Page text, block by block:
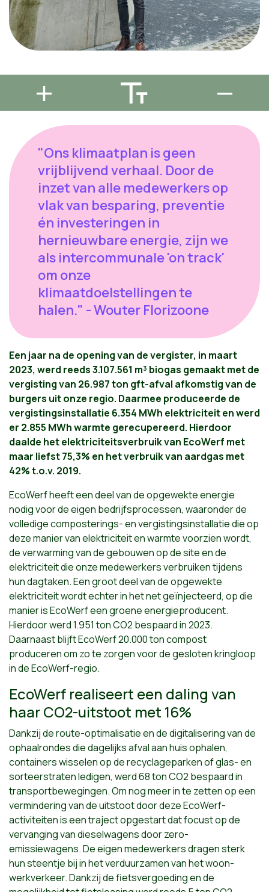
"Ons klimaatplan is geen
vrijblijvend verhaal. Door de
inzet van alle medewerkers op
vlak van besparing, preventie
én investeringen in
hernieuwbare energie, zijn we
als intercommunale 'on track'
om onze
klimaatdoelstellingen te
halen." - Wouter Florizoone
Een jaar na de opening van de vergister, in maart
2023, werd reeds 3.107.561 m³ biogas gemaakt met de
vergisting van 26.987 ton gft-afval afkomstig van de
burgers uit onze regio. Daarmee produceerde de
vergistingsinstallatie 6.354 MWh elektriciteit en werd
er 2.855 MWh warmte gerecupereerd. Hierdoor
daalde het elektriciteitsverbruik van EcoWerf met
maar liefst 75,3% en het verbruik van aardgas met
42% t.o.v. 2019.
EcoWerf heeft een deel van de opgewekte energie
nodig voor de eigen bedrijfsprocessen, waaronder de
volledige composterings- en vergistingsinstallatie die op
deze manier van elektriciteit en warmte voorzien wordt,
de verwarming van de gebouwen op de site en de
elektriciteit die onze medewerkers verbruiken tijdens
hun dagtaken. Een groot deel van de opgewekte
elektriciteit wordt echter in het net geïnjecteerd, op die
manier is EcoWerf een groene energieproducent.
Hierdoor werd 1.951 ton CO2 bespaard in 2023.
Daarnaast blijft EcoWerf 20.000 ton compost
produceren om zo te zorgen voor de gesloten kringloop
in de EcoWerf-regio.
EcoWerf realiseert een daling van
haar CO2-uitstoot met 16%
Dankzij de route-optimalisatie en de digitalisering van de
ophaalrondes die dagelijks afval aan huis ophalen,
containers wisselen op de recyclageparken of glas- en
sorteerstraten ledigen, werd 68 ton CO2 bespaard in
transportbewegingen. Om nog meer in te zetten op een
vermindering van de uitstoot door deze EcoWerf-
activiteiten is een traject opgestart dat focust op de
vervanging van dieselwagens door zero-
emissiewagens. De eigen medewerkers dragen sterk
hun steentje bij in het verduurzamen van het woon-
werkverkeer. Dankzij de fietsvergoeding en de